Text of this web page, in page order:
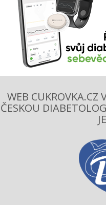
WEB CUKROVKA.CZ
ČESKOU